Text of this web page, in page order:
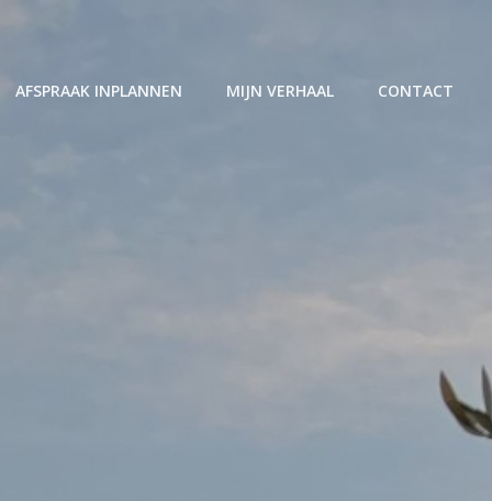
AFSPRAAK INPLANNEN MIJN VERHAAL CONTACT